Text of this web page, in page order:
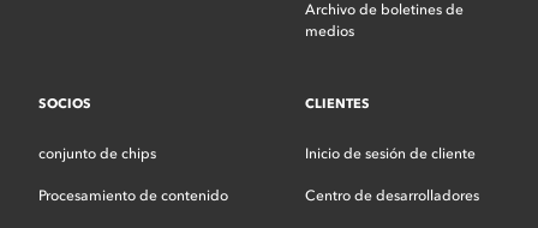
Archivo de boletines de
medios
SOCIOS
conjunto de chips
Procesamiento de contenido
CLIENTES
Inicio de sesión de cliente
Centro de desarrolladores